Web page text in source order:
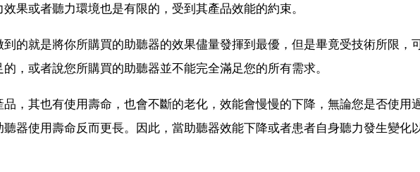
果或者聽力環境也是有限的，受到其產品效能的約束。
的就是將你所購買的助聽器的效果儘量發揮到最優，但是畢竟受技術所限，
，或者說您所購買的助聽器並不能完全滿足您的所有需求。
，其也有使用壽命，也會不斷的老化，效能會慢慢的下降，無論您是否使用
器使用壽命反而更長。因此，當助聽器效能下降或者患者自身聽力發生變化